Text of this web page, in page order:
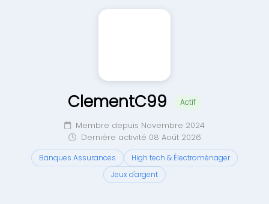
ClementC99 Actif
Membre depuis Novembre 2024
Dernière activité 08 Août 2026
Banques Assurances
High tech & Électroménager
Jeux d'argent